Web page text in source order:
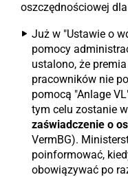
oszczędnościowej
Już w "Ustawie o
pomocy
ustalono, że
pracowników nie
pomocą "Anlage
tym celu zostanie
zaświadczenie o
VermBG).
poinformować,
obowiązywać po